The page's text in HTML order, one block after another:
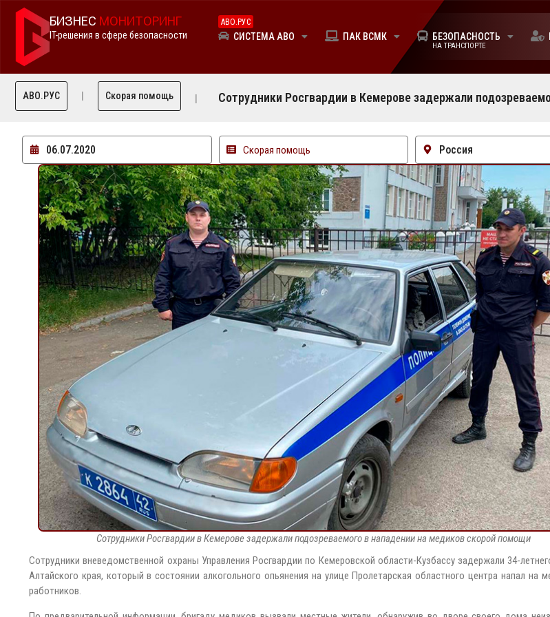
БИЗНЕС МОНИТОРИНГ
IT-решения в сфере безопасности СИСТЕМА АВО
АВО.РУС
ПАК ВСМК БЕЗОПАСНОСТЬ
НА ТРАНСПОРТЕ
АВО.РУС Скорая помощь Сотрудники Росгвардии в Кемерове задержали
06.07.2020 Скорая помощь Россия
Сотрудники Росгвардии в Кемерове задержали подозреваемого в нападении на медиков скорой помощи
Сотрудники вневедомственной охраны Управления Росгвардии по Кемеровской области-Кузбассу задержали 34-
Алтайского края, который в состоянии алкогольного опьянения на улице Пролетарская областного центра напал на
работников.